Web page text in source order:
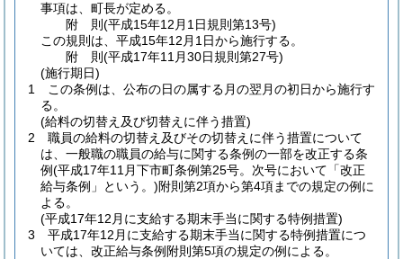
事項は、町長が定める。
附 則(平成15年12月1日規則第13号)
この規則は、平成15年12月1日から施行する。
附 則(平成17年11月30日規則第27号)
(施行期日)
1
この条例は、公布の日の属する月の翌月の初日から施行す
る。
(給料の切替え及び切替えに伴う措置)
2
職員の給料の切替え及びその切替えに伴う措置について
は、一般職の職員の給与に関する条例の一部を改正する条
例(平成17年11月下市町条例第25号。次号において「改正
給与条例」という。)附則第2項から第4項までの規定の例に
よる。
(平成17年12月に支給する期末手当に関する特例措置)
3
平成17年12月に支給する期末手当に関する特例措置につ
いては、改正給与条例附則第5項の規定の例による。